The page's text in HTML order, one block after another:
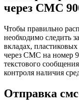
через СМС
Чтобы правильно
необходимо следить
вкладах,
через СМС на номер
текстового
контроля наличия
Отправка